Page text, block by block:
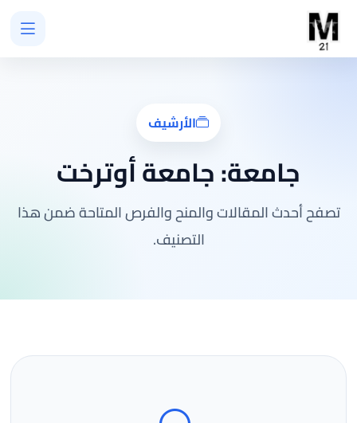
الأرشيف
جامعة:جامعة أوترخت
تصفح أحدث المقالات والمنح والفرص المتاحة ضمن هذا
التصنيف.